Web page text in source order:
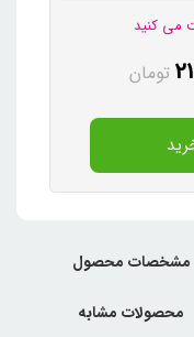
تومان
مشخصات محصول
محصولات مشابه